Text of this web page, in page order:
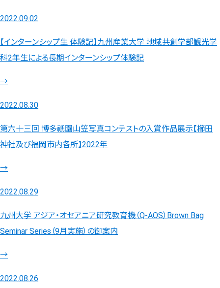
2022.09.02
【インターンシップ生 体験記】九州産業大学 地域共創学部観光学
科2年生による長期インターンシップ体験記
→
2022.08.30
第六十三回 博多祇園山笠写真コンテストの入賞作品展示【櫛田
神社及び福岡市内各所】2022年
→
2022.08.29
九州大学 アジア・オセアニア研究教育機（Q-AOS）Brown Bag
Seminar Series（9月実施）の御案内
→
2022.08.26